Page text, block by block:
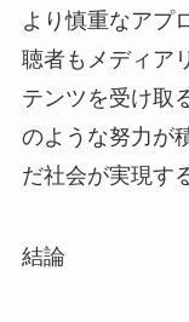
より慎重なアプ
聴者もメディア
テンツを受け取
のような努力が
だ社会が実現す
結論